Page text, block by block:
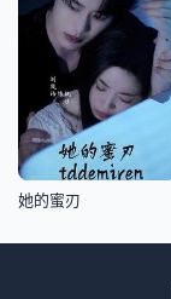
她的蜜刃